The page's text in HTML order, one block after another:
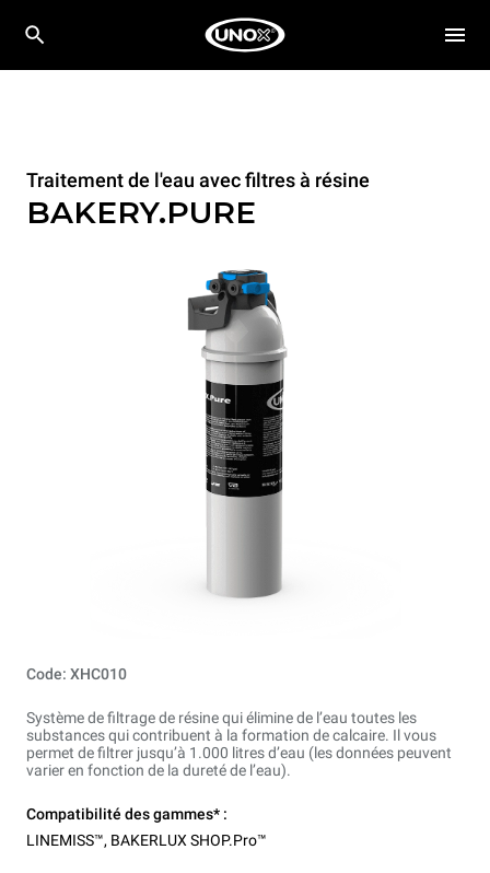
Traitement de l'eau avec filtres à résine
BAKERY.PURE
Code: XHC010
Système de filtrage de résine qui élimine de l’eau toutes les
substances qui contribuent à la formation de calcaire. Il vous
permet de filtrer jusqu’à 1.000 litres d’eau (les données peuvent
varier en fonction de la dureté de l’eau).
Compatibilité des gammes* :
LINEMISS™, BAKERLUX SHOP.Pro™